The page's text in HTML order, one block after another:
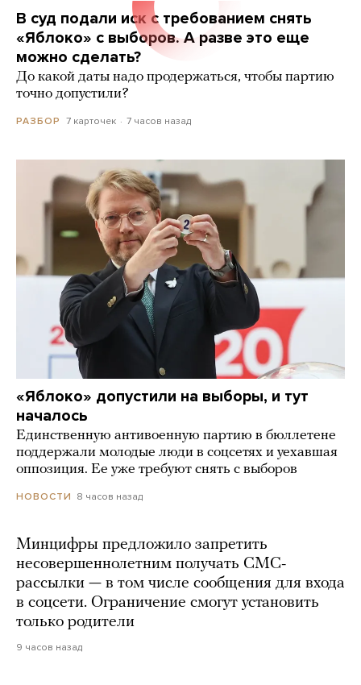
В суд подали иск с требованием снять
«Яблоко» с выборов. А разве это еще
можно сделать?
До какой даты надо продержаться, чтобы партию
точно допустили?
РАЗБОР 7 карточек 7 часов назад
«Яблоко» допустили на выборы, и тут
началось
Единственную антивоенную партию в бюллетене
поддержали молодые люди в соцсетях и уехавшая
оппозиция. Ее уже требуют снять с выборов
НОВОСТИ 8 часов назад
Минцифры предложило запретить
несовершеннолетним получать СМС-
рассылки — в том числе сообщения для входа
в соцсети. Ограничение смогут установить
только родители
9 часов назад